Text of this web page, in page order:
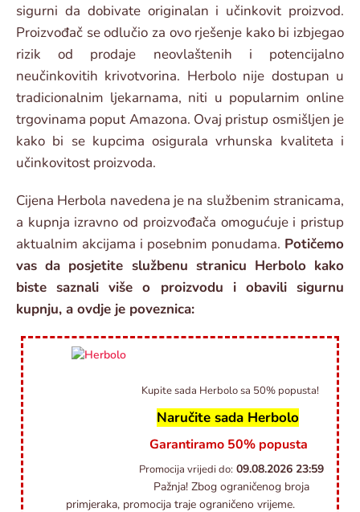
sigurni da dobivate originalan i učinkovit proizvod.
Proizvođač se odlučio za ovo rješenje kako bi izbjegao
rizik od prodaje neovlaštenih i potencijalno
neučinkovitih krivotvorina. Herbolo nije dostupan u
tradicionalnim ljekarnama, niti u popularnim online
trgovinama poput Amazona. Ovaj pristup osmišljen je
kako bi se kupcima osigurala vrhunska kvaliteta i
učinkovitost proizvoda.
Cijena Herbola navedena je na službenim stranicama,
a kupnja izravno od proizvođača omogućuje i pristup
aktualnim akcijama i posebnim ponudama. Potičemo
vas da posjetite službenu stranicu Herbolo kako
biste saznali više o proizvodu i obavili sigurnu
kupnju, a ovdje je poveznica:
Kupite sada Herbolo sa 50% popusta!
Naručite sada Herbolo
Garantiramo 50% popusta
Promocija vrijedi do: 09.08.2026 23:59
Pažnja! Zbog ograničenog broja
primjeraka, promocija traje ograničeno vrijeme.